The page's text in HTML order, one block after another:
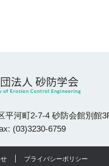
平河町2-7-4 砂防会館別館
(03)3230-6759
プライバシーポリシー